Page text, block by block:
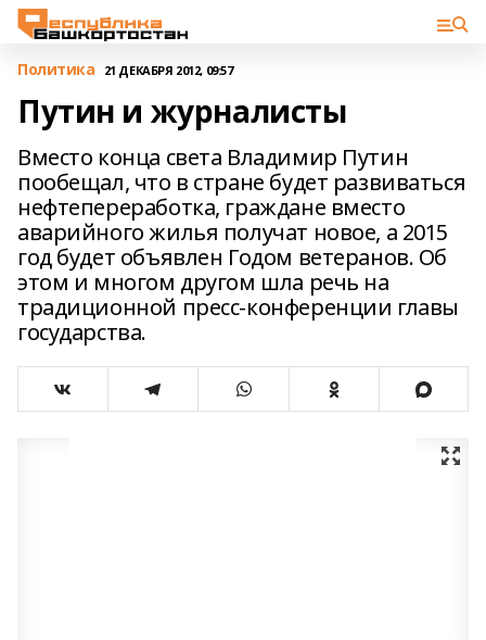
Политика 21 ДЕКАБРЯ 2012, 09:57
Путин и журналисты
Вместо конца света Владимир Путин
пообещал, что в стране будет развиваться
нефтепереработка, граждане вместо
аварийного жилья получат новое, а 2015
год будет объявлен Годом ветеранов. Об
этом и многом другом шла речь на
традиционной пресс-конференции главы
государства.